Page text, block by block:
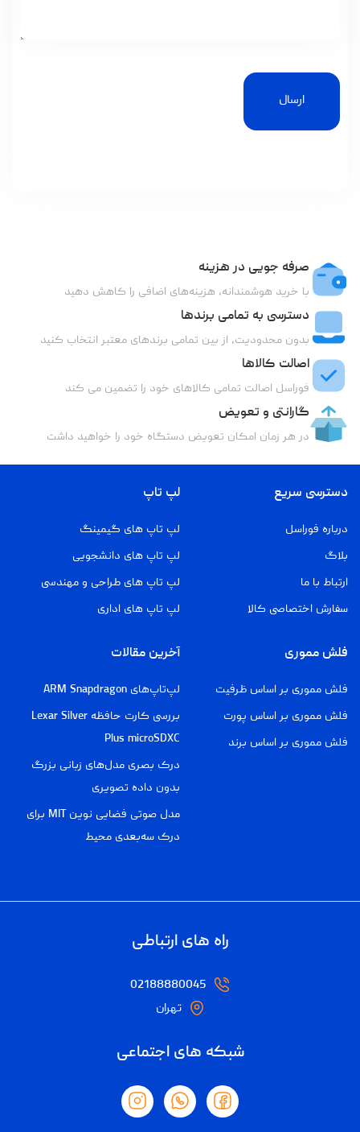
ارسال
صرفه جویی در هزینه
با خرید هوشمندانه، هزینه‌های اضافی را کاهش دهید
دسترسی به تمامی برندها
بدون محدودیت، از بین تمامی برندهای معتبر انتخاب کنید
اصالت کالاها
فوراسل اصالت تمامی کالاهای خود را تضمین می کند
گارانتی و تعویض
در هر زمان امکان تعویض دستگاه خود را خواهید داشت
دسترسی سریع
درباره فوراسل
بلاگ
ارتباط با ما
سفارش اختصاصی کالا
لپ تاپ
لپ تاپ های گیمینگ
لپ تاپ های دانشجویی
لپ تاپ های طراحی و مهندسی
لپ تاپ های اداری
فلش مموری
فلش مموری بر اساس ظرفیت
فلش مموری بر اساس پورت
فلش مموری بر اساس برند
آخرین مقالات
لپ‌تاپ‌های ARM Snapdragon
بررسی کارت حافظه Lexar Silver
Plus microSDXC
درک بصری مدل‌های زبانی بزرگ
بدون داده تصویری
مدل صوتی فضایی نوین MIT برای
درک سه‌بعدی محیط
راه های ارتباطی
02188880045
تهران
شبکه های اجتماعی